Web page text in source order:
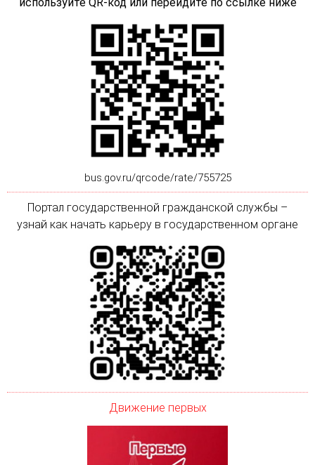
используйте QR-код или перейдите по ссылке ниже
bus.gov.ru/qrcode/rate/755725
Портал государственной гражданской службы –
узнай как начать карьеру в государственном органе
Движение первых